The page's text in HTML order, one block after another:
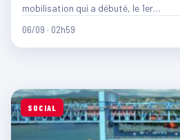
mobilisation qui a débuté, le 1er…
06/09 · 02h59
SOCIAL